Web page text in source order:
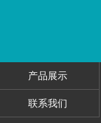
产品展示
联系我们